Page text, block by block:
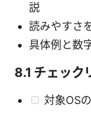
説
読みやすさ
具体例と数
8.1 チェック
対象OS